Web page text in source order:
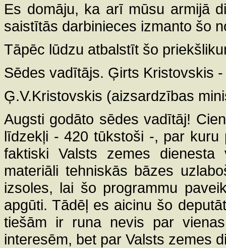
Es domāju, ka arī mūsu armijā
saistītās darbinieces izmanto šo
Tāpēc lūdzu atbalstīt šo
Sēdes vadītājs. Ģirts Kristovskis
Ģ.V.Kristovskis (aizsardzības
Augsti godāto sēdes vadītāj!
līdzekļi - 420 tūkstoši -, par kuru
faktiski Valsts zemes dienesta
materiāli tehniskās bāzes
izsoles, lai šo programmu
apgūti. Tādēļ es aicinu šo
tiešām ir runa nevis par
interesēm, bet par Valsts zemes